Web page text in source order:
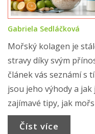
Gabriela Sedláčková
Mořský kolagen je
stravy díky svým
článek vás seznámí s
jsou jeho výhody a
zajímavé tipy, jak
každodenního života.
Číst více